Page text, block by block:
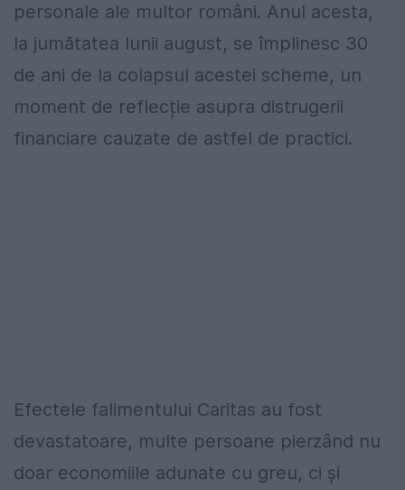
personale ale multor români. Anul acesta,
la jumătatea lunii august, se împlinesc 30
de ani de la colapsul acestei scheme, un
moment de reflecție asupra distrugerii
financiare cauzate de astfel de practici.
Efectele falimentului Caritas au fost
devastatoare, multe persoane pierzând nu
doar economiile adunate cu greu, ci și